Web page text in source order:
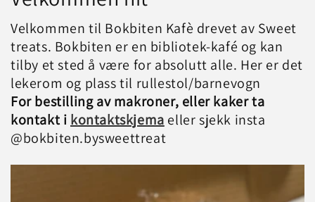
Velkommen til Bokbiten Kafè drevet av Sweet
treats. Bokbiten er en bibliotek-kafé og kan
tilby et sted å være for absolutt alle. Her er det
lekerom og plass til rullestol/barnevogn
For bestilling av makroner, eller kaker ta
kontakt i kontaktskjema eller sjekk insta
@bokbiten.bysweettreat